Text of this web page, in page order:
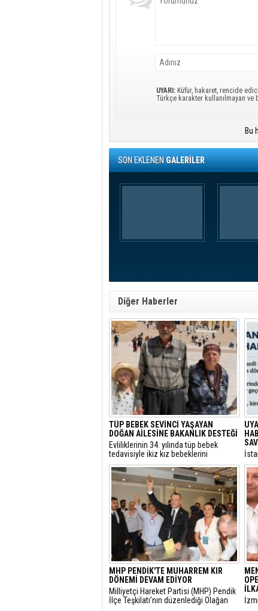
UYARI: Küfür, hakaret, rencide
Türkçe karakter kullanılmayan ve
Bu
SON EKLENENGALERİLER
Diğer Haberler
TÜP BEBEK SEVİNCİ YAŞAYAN
DOĞAN AİLESİNE BAKANLIK DESTEĞİ
​Evliliklerinin 34. yılında tüp bebek
tedavisiyle ikiz kız bebeklerini
kucaklarına alan ve Anıtkabir
ziyaretleriyle sosyal medyada büyük
beğeni toplayan Doğan ailesi için Aile
ve Sosyal Hizmetler Bakanlığı harekete
geçti.
MHP PENDİK'TE MUHARREM KIR
DÖNEMİ DEVAM EDİYOR
​Milliyetçi Hareket Partisi (MHP) Pendik
İlçe Teşkilatı’nın düzenlediği Olağan